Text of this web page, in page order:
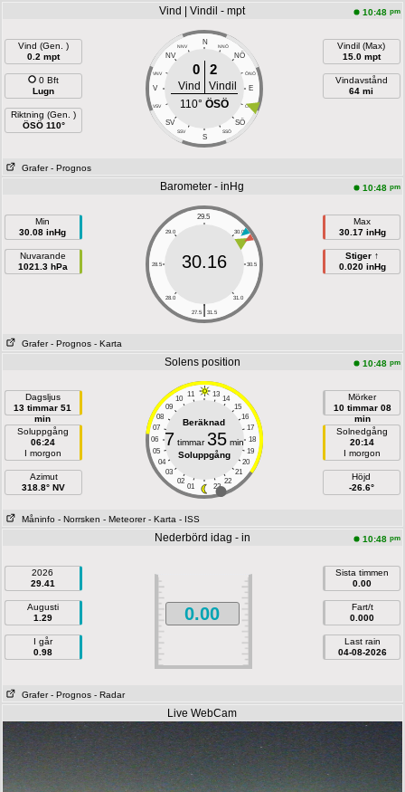
Vind | Vindil - mpt 10:48 pm
Vind (Gen. )
0.2 mpt
0 Bft
Lugn
Riktning (Gen. )
ÖSÖ 110°
N
NNV NNÖ
NV NÖ
VNV ÖNÖ
V E
VSV ÖSÖ
SV SÖ
SSV SSÖ
S
0 2
Vind
Vindil
110° ÖSÖ
Vindil (Max)
15.0 mpt
Vindavstånd
64 mi
Grafer - Prognos
Barometer - inHg 10:48 pm
Min
30.08 inHg
Nuvarande
1021.3 hPa
29.5
29.0 30.0
28.5 30.5
28.0 31.0
|
27.5 31.5
30.16
Max
30.17 inHg
Stiger ↑
0.020 inHg
Grafer - Prognos - Karta
Solens position 10:48 pm
Dagsljus
13 timmar 51
min
Soluppgång
06:24
I morgon
Azimut
318.8° NV
11 13
10
14
09
15
08
16
07
17
06
18
05
19
04
20
03
21
02
22
01 23
Beräknad
7 timmar 35min
Soluppgång
Mörker
10 timmar 08
min
Solnedgång
20:14
I morgon
Höjd
-26.6°
Måninfo - Norrsken - Meteorer - Karta - ISS
Nederbörd idag - in 10:48 pm
2026
29.41
Augusti
1.29
I går
0.98
0.00
Sista timmen
0.00
Fart/t
0.000
Last rain
04-08-2026
Grafer - Prognos - Radar
Live WebCam